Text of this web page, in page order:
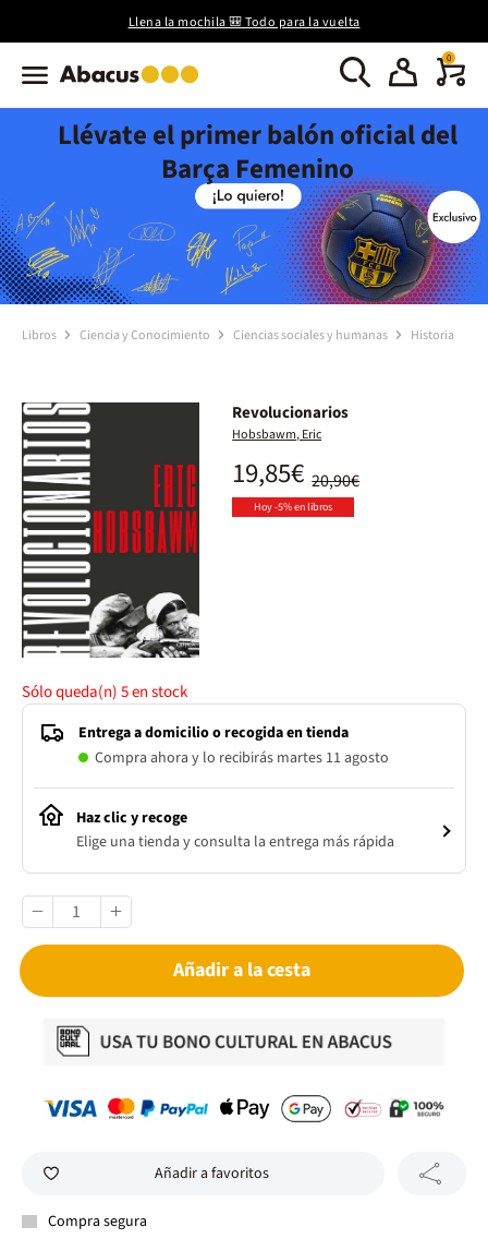
Llena la mochila 🎒 Todo para la vuelta
0
Llévate el primer balón oficial del
Barça Femenino
Libros Ciencia y Conocimiento Ciencias sociales y humanas Historia
Revolucionarios
Hobsbawm, Eric
20,90€
19,85€
Hoy -5% en libros
Sólo queda(n)5en stock
Entrega a domicilio o recogida en tienda
Compra ahora y lo recibirás martes 11 agosto
Haz clic y recoge
Elige una tienda y consulta la entrega más rápida
Añadir a la cesta
Añadir a favoritos
Compra segura